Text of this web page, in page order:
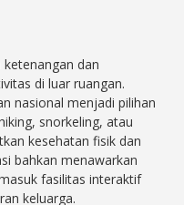
dan
di luar ruangan.
nasional menjadi pilihan
snorkeling, atau
kesehatan fisik dan
bahkan menawarkan
fasilitas interaktif
keluarga.